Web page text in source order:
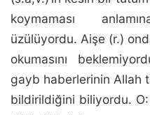
koymaması
üzülüyordu. Aişe (r.)
okumasını
gayb haberlerinin Allah
bildirildiğini biliyordu. O: